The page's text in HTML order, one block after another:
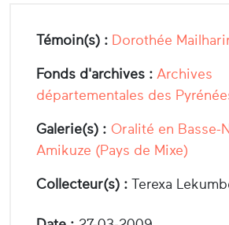
Témoin(s) : Dorothée
Fonds d'archives : Archives
départementales des
Galerie(s) : Oralité en Basse-
Amikuze (Pays de Mixe)
Collecteur(s) : Terexa